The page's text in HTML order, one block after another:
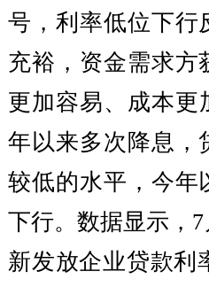
号，利率低位下行
充裕，资金需求方
更加容易、成本更
年以来多次降息，
较低的水平，今年
下行。数据显示，7
新发放企业贷款利